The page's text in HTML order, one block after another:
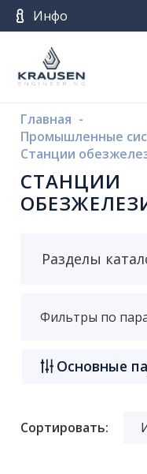
Инфо
Главная -
Промышленные
Станции
СТАНЦИИ
Разделы
Фильтры по
Основные
Сортировать: